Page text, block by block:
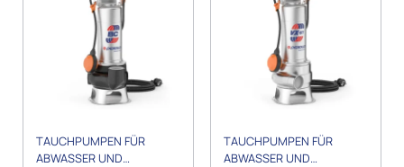
TAUCHPUMPEN FÜR
ABWASSER UND
TAUCHPUMPEN FÜR
ABWASSER UND